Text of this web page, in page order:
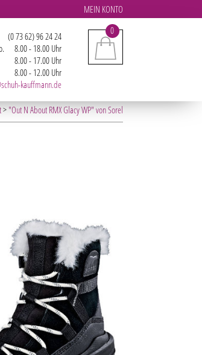
MEIN KONTO
0
(0 73 62) 96 24 24
8.00 - 18.00 Uhr
8.00 - 17.00 Uhr
8.00 - 12.00 Uhr
kauffmann.de
> "Out N About RMX Glacy WP" von Sorel